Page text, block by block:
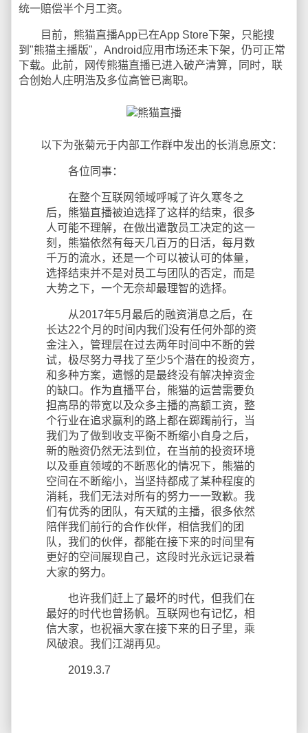
统一赔偿半个月工资。
目前，熊猫直播App已在App Store下架，只能搜
到"熊猫主播版"，Android应用市场还未下架，仍可正常
下载。此前，网传熊猫直播已进入破产清算，同时，联
合创始人庄明浩及多位高管已离职。
以下为张菊元于内部工作群中发出的长消息原文：
各位同事：
在整个互联网领域呼喊了许久寒冬之
后，熊猫直播被迫选择了这样的结束，很多
人可能不理解，在做出遣散员工决定的这一
刻，熊猫依然有每天几百万的日活，每月数
千万的流水，还是一个可以被认可的体量，
选择结束并不是对员工与团队的否定，而是
大势之下，一个无奈却最理智的选择。
从2017年5月最后的融资消息之后，在
长达22个月的时间内我们没有任何外部的资
金注入，管理层在过去两年时间中不断的尝
试，极尽努力寻找了至少5个潜在的投资方，
和多种方案，遗憾的是最终没有解决掉资金
的缺口。作为直播平台，熊猫的运营需要负
担高昂的带宽以及众多主播的高额工资，整
个行业在追求赢利的路上都在踯躅前行，当
我们为了做到收支平衡不断缩小自身之后，
新的融资仍然无法到位，在当前的投资环境
以及垂直领域的不断恶化的情况下，熊猫的
空间在不断缩小，当坚持都成了某种程度的
消耗，我们无法对所有的努力一一致歉。我
们有优秀的团队，有天赋的主播，很多依然
陪伴我们前行的合作伙伴，相信我们的团
队，我们的伙伴，都能在接下来的时间里有
更好的空间展现自己，这段时光永远记录着
大家的努力。
也许我们赶上了最坏的时代，但我们在
最好的时代也曾扬帆。互联网也有记忆，相
信大家，也祝福大家在接下来的日子里，乘
风破浪。我们江湖再见。
2019.3.7